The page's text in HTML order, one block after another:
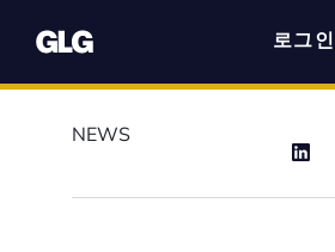
로그인
NEWS